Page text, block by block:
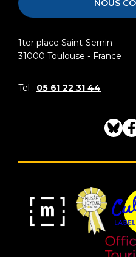
NOUS
1ter place Saint-Sernin
31000 Toulouse - France
Tel : 05 61 22 31 44
Musée